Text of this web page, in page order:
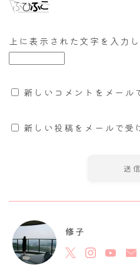
上に表示された文字を入力
新しいコメントをメール
新しい投稿をメールで受
修子